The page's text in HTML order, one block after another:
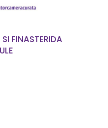
FINASTERIDA